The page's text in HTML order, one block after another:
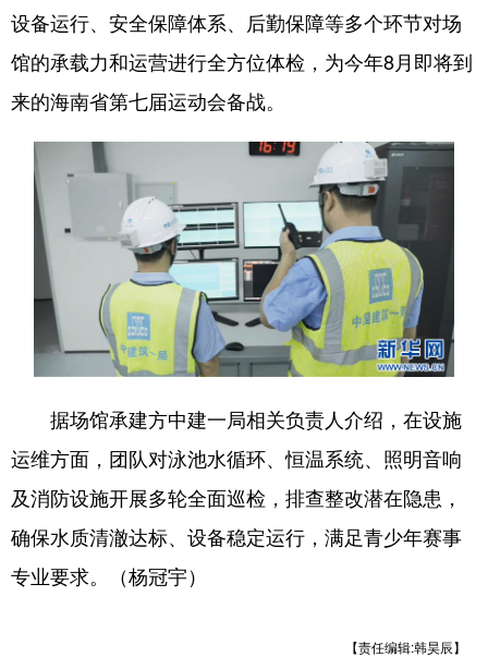
设备运行、安全保障体系、后勤保障等多个环节对场
馆的承载力和运营进行全方位体检，为今年8月即将到
来的海南省第七届运动会备战。
据场馆承建方中建一局相关负责人介绍，在设施
运维方面，团队对泳池水循环、恒温系统、照明音响
及消防设施开展多轮全面巡检，排查整改潜在隐患，
确保水质清澈达标、设备稳定运行，满足青少年赛事
专业要求。（杨冠宇）
【责任编辑:韩昊辰】